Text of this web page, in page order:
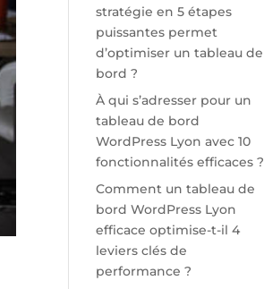
stratégie en 5 étapes
puissantes permet
d’optimiser un tableau de
bord ?
À qui s’adresser pour un
tableau de bord
WordPress Lyon avec 10
fonctionnalités efficaces ?
Comment un tableau de
bord WordPress Lyon
efficace optimise-t-il 4
leviers clés de
performance ?